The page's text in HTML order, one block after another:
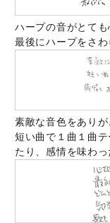
ハープの音がとても
最後にハープをさわ
素敵な音色をありが
短い曲で１曲１曲
たり、感情を味わっ